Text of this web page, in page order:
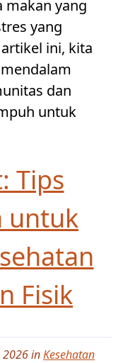
makan yang
yang
ini, kita
dan
untuk
Tips
untuk
Fisik
2026 inKesehatan